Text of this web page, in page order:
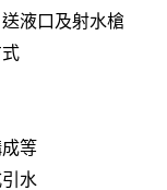
液口及射水槍
等
水